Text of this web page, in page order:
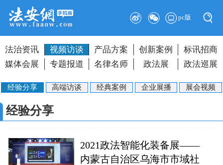
pc版
法治资讯 视频访谈 产品方案 创新案例
标讯招商
媒体会展
专题报道 名律名师 政法展 政法巡展
经验分享 高端访谈 经典案例 企业展播 展会视频
经验分享
2021政法智能化装备展——
内蒙古自治区乌海市市域社